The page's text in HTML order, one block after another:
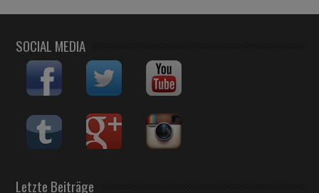
SOCIAL MEDIA
Letzte Beiträge